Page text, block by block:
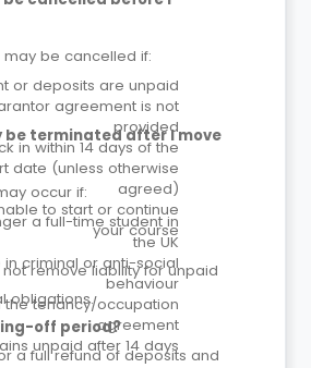
may be cancelled if:
or deposits are unpaid
agreement is not
provided
in within 14 days of the
date (unless otherwise
agreed)
to start or continue
your course
be terminated after I move
occur if:
a full-time student in
the UK
in criminal or anti-social
behaviour
the tenancy/occupation
agreement
unpaid after 14 days
remove liability for unpaid
obligations.
off period?
a full refund of deposits and